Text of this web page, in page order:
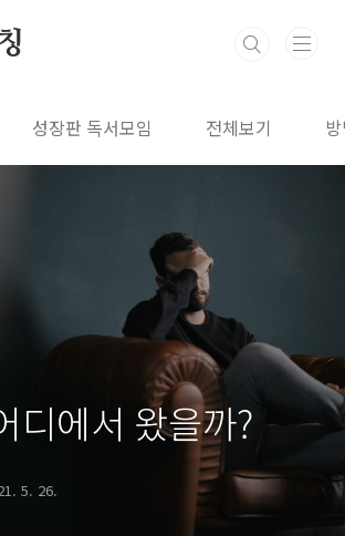
성장판 독서모임 전체보기
디에서 왔을까?
5. 26.